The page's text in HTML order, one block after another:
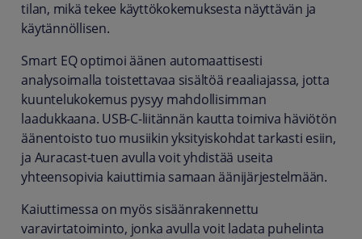
tilan, mikä tekee käyttökokemuksesta näyttävän ja
käytännöllisen.
Smart EQ optimoi äänen automaattisesti
analysoimalla toistettavaa sisältöä reaaliajassa, jotta
kuuntelukokemus pysyy mahdollisimman
laadukkaana. USB-C-liitännän kautta toimiva häviötön
äänentoisto tuo musiikin yksityiskohdat tarkasti esiin,
ja Auracast-tuen avulla voit yhdistää useita
yhteensopivia kaiuttimia samaan äänijärjestelmään.
Kaiuttimessa on myös sisäänrakennettu
varavirtatoiminto, jonka avulla voit ladata puhelinta